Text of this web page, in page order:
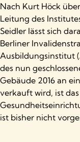
Nach Kurt Höck
Leitung des
Seidler lässt sich
Berliner
Ausbildungsinstitut
des nun
Gebäude 2016 an
verkauft wird, ist
ist bisher nicht